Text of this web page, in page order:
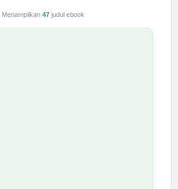
Menampilkan 47judul ebook